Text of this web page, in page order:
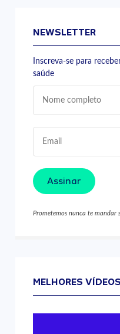
NEWSLETTER
Inscreva-se para
saúde
Assinar
Prometemos nunca te mandar
MELHORES VÍDEOS